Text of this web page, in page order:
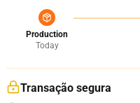
Production
Today
Transação segura